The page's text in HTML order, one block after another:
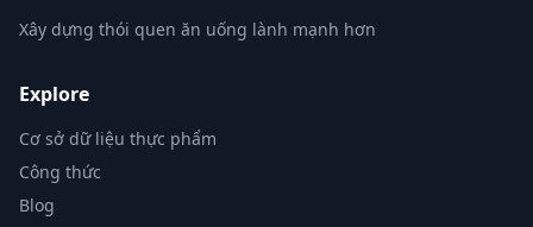
Xây dựng thói quen ăn uống lành mạnh hơn
Explore
Cơ sở dữ liệu thực phẩm
Công thức
Blog